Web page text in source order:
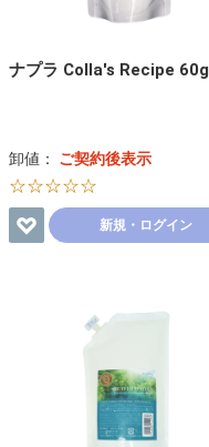
ナプラ Colla's Recipe 60g
卸値： ご契約後表示
☆☆☆☆☆
新規・ログイン